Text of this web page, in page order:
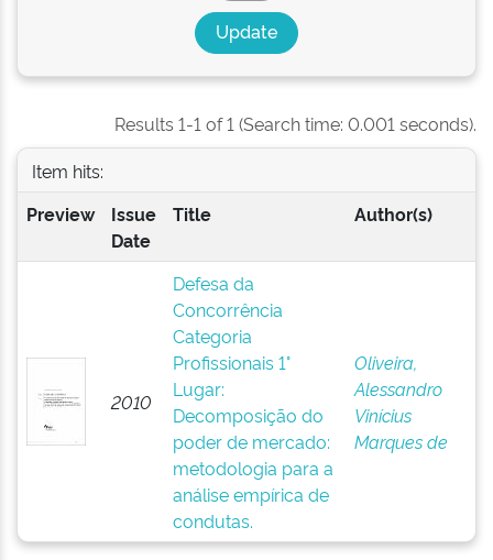
Results 1-1 of 1 (Search time: 0.001 seconds).
Item hits:
Preview
Issue
Date
Title Author(s)
2010
Defesa da
Concorrência
Categoria
Profissionais 1°
Lugar:
Decomposição do
poder de mercado:
metodologia para a
análise empírica de
condutas.
Oliveira,
Alessandro
Vinícius
Marques de